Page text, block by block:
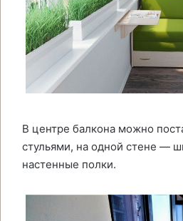
В центре балкона можно
стульями, на одной стене —
настенные полки.